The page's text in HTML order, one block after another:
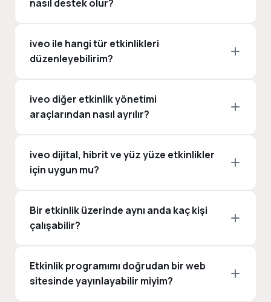
nasıl destek olur?
iveo ile hangi tür etkinlikleri
düzenleyebilirim?
iveo diğer etkinlik yönetimi
araçlarından nasıl ayrılır?
iveo dijital, hibrit ve yüz yüze etkinlikler
için uygun mu?
Bir etkinlik üzerinde aynı anda kaç kişi
çalışabilir?
Etkinlik programımı doğrudan bir web
sitesinde yayınlayabilir miyim?